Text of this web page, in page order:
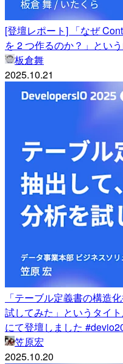
[登壇レポート] 「なぜ
を 2 つ作るのか？」とい
板倉舞
2025.10.21
「テーブル定義書の構造
試してみた」というタイ
にて登壇しました
笠原宏
2025.10.20